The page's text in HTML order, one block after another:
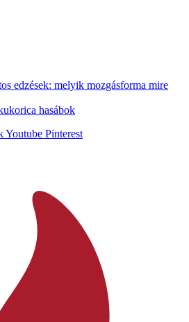
edzések: melyik mozgásforma mire
hasábok
Youtube Pinterest